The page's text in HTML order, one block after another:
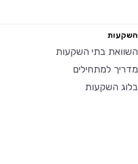
השקעות
השוואת בתי השקעות
מדריך למתחילים
בלוג השקעות